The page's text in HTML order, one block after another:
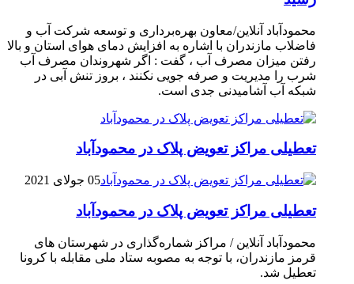
محمودآباد آنلاین/معاون بهره‌برداری و توسعه شرکت آب و
فاضلاب مازندران با اشاره به افزایش دمای هوای استان و بالا
رفتن میزان مصرف آب ، گفت : اگر شهروندان مصرف آب
شرب را مدیریت و صرفه جویی نکنند ، بروز تنش آبی در
شبکه آب آشامیدنی جدی است.
تعطیلی مراکز تعویض پلاک در محمودآباد
05 جولای 2021
تعطیلی مراکز تعویض پلاک در محمودآباد
محمودآباد آنلاین / مراکز شماره‌گذاری در شهر‌ستان های
قرمز مازندران، با توجه به مصوبه ستاد ملی مقابله با کرونا
تعطیل شد.